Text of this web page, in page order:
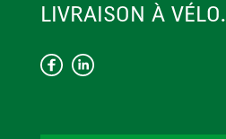
LIVRAISON À VÉLO.